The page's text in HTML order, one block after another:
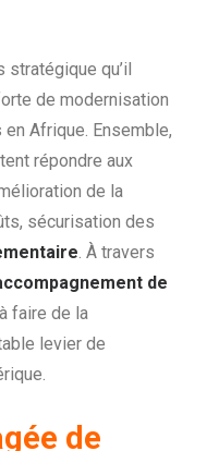
stratégique qu’il
de modernisation
Afrique. Ensemble,
répondre aux
de la
sécurisation des
. À travers
de
faire de la
levier de
de